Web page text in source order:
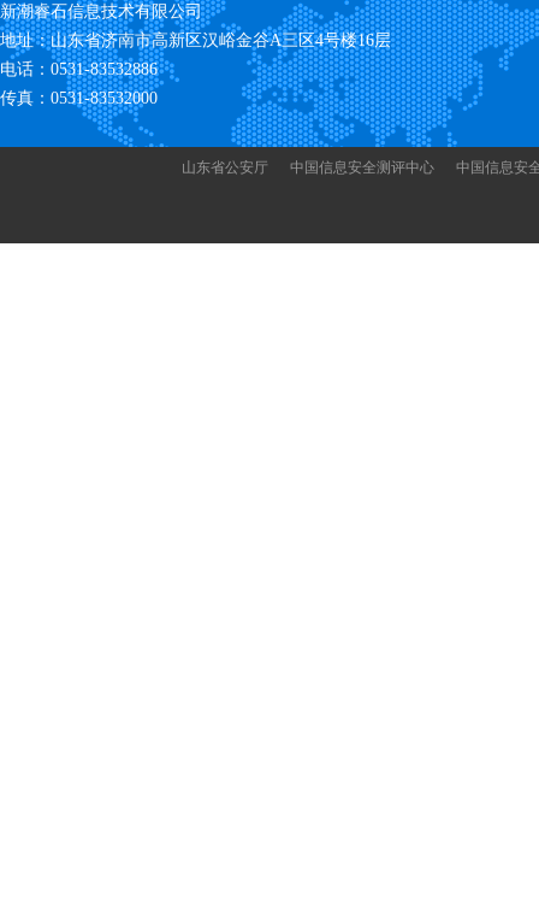
新潮睿石信息技术有限公司
地址：山东省济南市高新区汉峪金谷A三区4号楼16层
电话：0531-83532886
传真：0531-83532000
山东省公安厅 中国信息安全测评中心 中国信息安